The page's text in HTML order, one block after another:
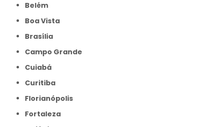
Belém
Boa Vista
Brasília
Campo Grande
Cuiabá
Curitiba
Florianópolis
Fortaleza